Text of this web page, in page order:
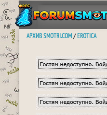
АРХИВ SMOTRI.COM/EROTICA